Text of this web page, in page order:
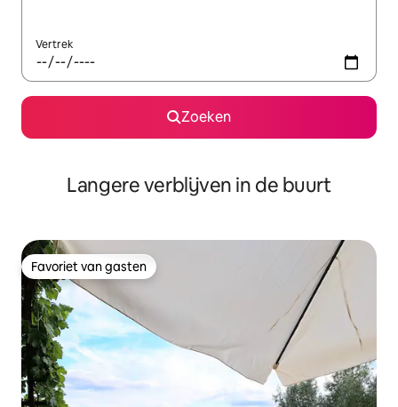
Vertrek
Zoeken
Langere verblijven in de buurt
Favoriet van gasten
Favoriet van gasten